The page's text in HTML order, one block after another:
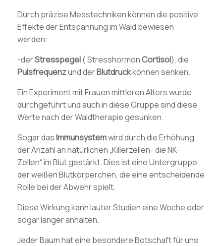
Durch präzise Messtechniken können die positive
Effekte der Entspannung im Wald bewiesen
werden:
-derStresspegel( StresshormonCortisol), die
Pulsfrequenzund derBlutdruckkönnen senken.
Ein Experiment mit Frauen mittleren Alters wurde
durchgeführt und auch in diese Gruppe sind diese
Werte nach der Waldtherapie gesunken.
Sogar dasImmunsystemwird durch die Erhöhung
der Anzahl an natürlichen „Killerzellen- die NK-
Zellen“ im Blut gestärkt. Dies ist eine Untergruppe
der weißen Blutkörperchen, die eine entscheidende
Rolle bei der Abwehr spielt.
Diese Wirkung kann lauter Studien eine Woche oder
sogar länger anhalten.
Jeder Baum hat eine besondere Botschaft für uns